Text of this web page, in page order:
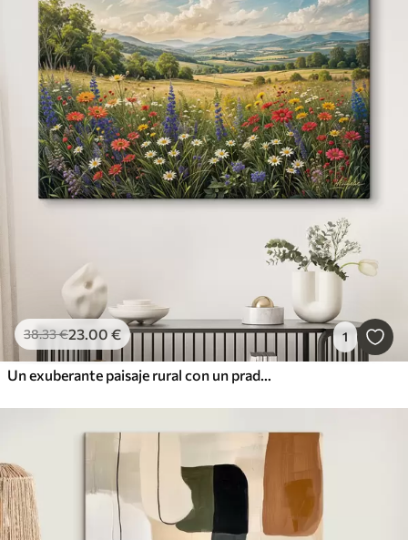
38.33€23.00 € 1
Un exuberante paisaje rural con un prado de flores silvestres vibrantes y lleno de flores coloridas bajo un cielo nublado